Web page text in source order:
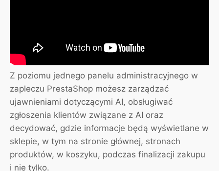
Z poziomu jednego panelu administracyjnego w
zapleczu PrestaShop możesz zarządzać
ujawnieniami dotyczącymi AI, obsługiwać
zgłoszenia klientów związane z AI oraz
decydować, gdzie informacje będą wyświetlane w
sklepie, w tym na stronie głównej, stronach
produktów, w koszyku, podczas finalizacji zakupu
i nie tylko.